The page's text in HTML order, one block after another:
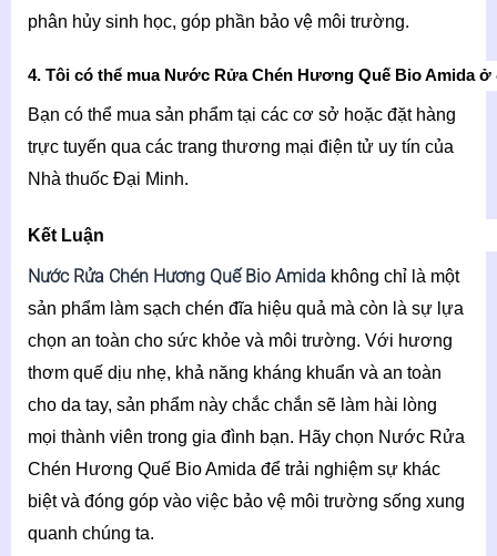
phân hủy sinh học, góp phần bảo vệ môi trường.
4. Tôi có thể mua Nước Rửa Chén Hương Quế Bio Amida ở
Bạn có thể mua sản phẩm tại các cơ sở hoặc đặt hàng
trực tuyến qua các trang thương mại điện tử uy tín của
Nhà thuốc Đại Minh.
Kết Luận
Nước Rửa Chén Hương Quế Bio Amida không chỉ là một
sản phẩm làm sạch chén đĩa hiệu quả mà còn là sự lựa
chọn an toàn cho sức khỏe và môi trường. Với hương
thơm quế dịu nhẹ, khả năng kháng khuẩn và an toàn
cho da tay, sản phẩm này chắc chắn sẽ làm hài lòng
mọi thành viên trong gia đình bạn. Hãy chọn Nước Rửa
Chén Hương Quế Bio Amida để trải nghiệm sự khác
biệt và đóng góp vào việc bảo vệ môi trường sống xung
quanh chúng ta.